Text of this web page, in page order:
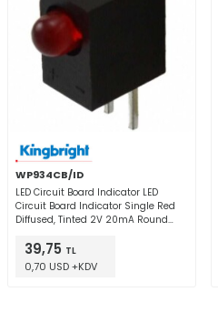
WP934CB/ID
LED Circuit Board Indicator LED
Circuit Board Indicator Single Red
Diffused, Tinted 2V 20mA Round
Hole, Right Angle
39,75 TL
0,70 USD +KDV